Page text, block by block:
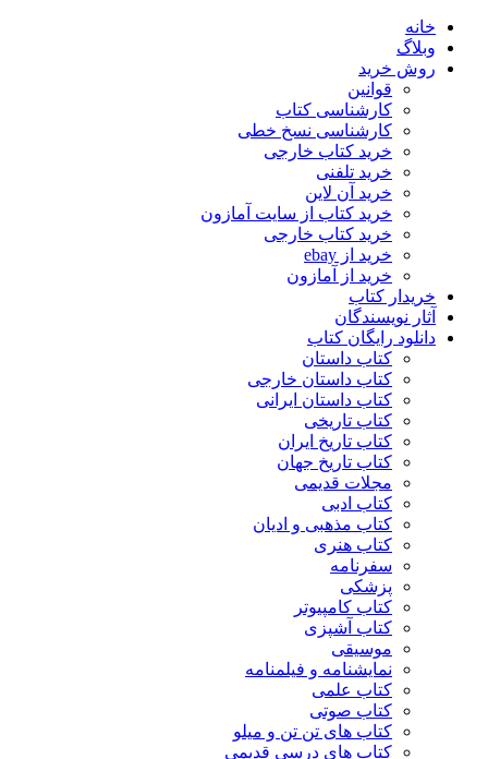
خانه
وبلاگ
روش خرید
قوانین
کارشناسی کتاب
کارشناسی نسخ خطی
خرید کتاب خارجی
خرید تلفنی
خرید آن لاین
خرید کتاب از سایت آمازون
خرید کتاب خارجی
خرید از ebay
خرید از آمازون
خریدار کتاب
آثار نویسندگان
دانلود رایگان کتاب
کتاب داستان
کتاب داستان خارجی
کتاب داستان ایرانی
کتاب تاریخی
کتاب تاریخ ایران
کتاب تاریخ جهان
مجلات قدیمی
کتاب ادبی
کتاب مذهبی و ادیان
کتاب هنری
سفرنامه
پزشکی
کتاب کامپیوتر
کتاب آشپزی
موسیقی
نمایشنامه و فیلمنامه
کتاب علمی
کتاب صوتی
کتاب های تن تن و میلو
کتاب های درسی قدیمی